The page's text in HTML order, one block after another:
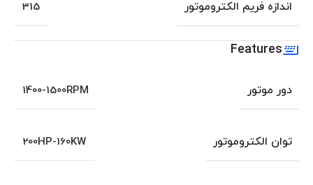
اندازه فریم الکتروموتور 315
Features
دور موتور 1400-1500RPM
توان الکتروموتور 200HP-160KW